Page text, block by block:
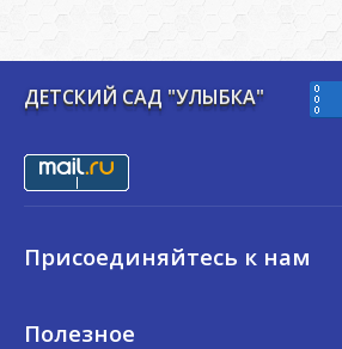
ДЕТСКИЙ САД "УЛЫБКА"
Присоединяйтесь к нам
Полезное